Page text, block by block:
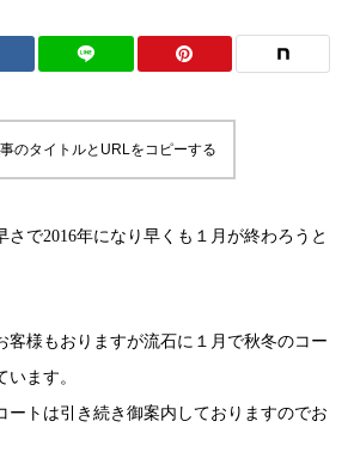
のタイトルとURLをコピーする
さで2016年になり早くも１月が終わろうと
客様もおりますが流石に１月で秋冬のコー
います。
ートは引き続き御案内しておりますのでお